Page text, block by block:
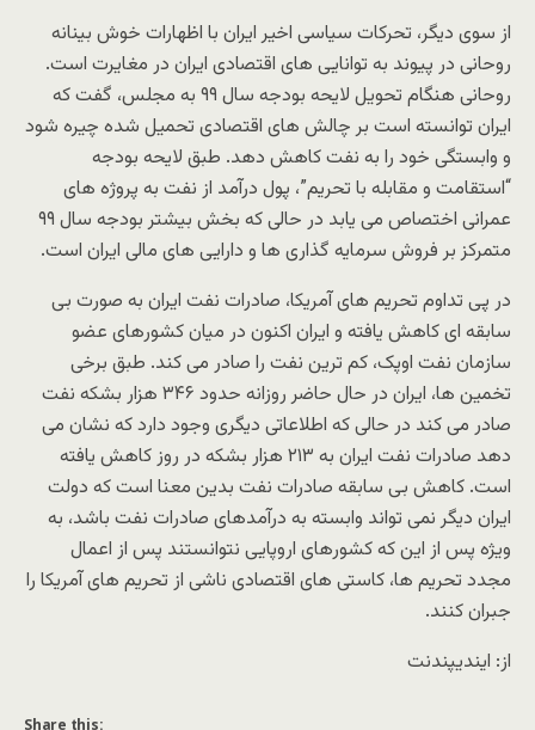
از سوی دیگر، تحرکات سیاسی اخیر ایران با اظهارات خوش بینانه
روحانی در پیوند به توانایی های اقتصادی ایران در مغایرت است.
روحانی هنگام تحویل لایحه بودجه سال ۹۹ به مجلس، گفت که
ایران توانسته است بر چالش های اقتصادی تحمیل شده چیره شود
و وابستگی خود را به نفت کاهش دهد. طبق لایحه بودجه
“استقامت و مقابله با تحریم”، پول درآمد از نفت به پروژه های
عمرانی اختصاص می یابد در حالی که بخش بیشتر بودجه سال ۹۹
متمرکز بر فروش سرمایه گذاری ها و دارایی های مالی ایران است.
در پی تداوم تحریم های آمریکا، صادرات نفت ایران به صورت بی
سابقه ای کاهش یافته و ایران اکنون در میان کشورهای عضو
سازمان نفت اوپک، کم ترین نفت را صادر می کند. طبق برخی
تخمین ها، ایران در حال حاضر روزانه حدود ۳۴۶ هزار بشکه نفت
صادر می کند در حالی که اطلاعاتی دیگری وجود دارد که نشان می
دهد صادرات نفت ایران به ۲۱۳ هزار بشکه در روز کاهش یافته
است. کاهش بی سابقه صادرات نفت بدین معنا است که دولت
ایران دیگر نمی تواند وابسته به درآمدهای صادرات نفت باشد، به
ویژه پس از این که کشورهای اروپایی نتوانستند پس از اعمال
مجدد تحریم ها، کاستی های اقتصادی ناشی از تحریم های آمریکا را
جبران کنند.
از: ایندیپندنت
Share this: